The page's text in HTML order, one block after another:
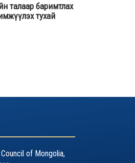
талаар баримтлах
тухай
of Mongolia,